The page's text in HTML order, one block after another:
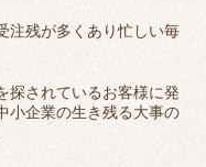
注残が多くあり忙しい毎
探されているお客様に発
小企業の生き残る大事の